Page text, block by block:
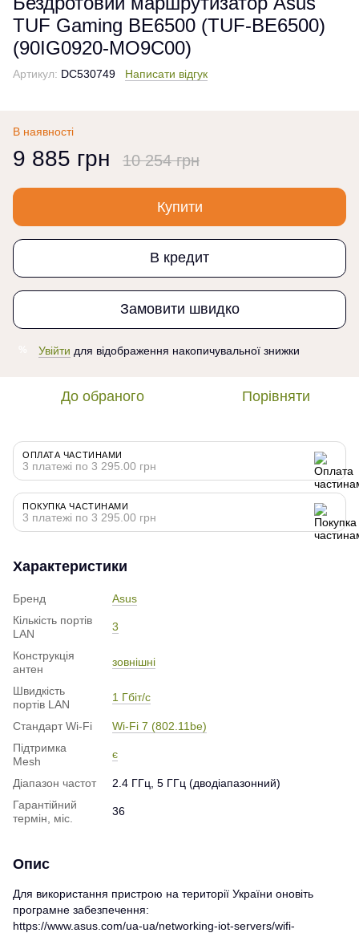
TUF Gaming BE6500 (TUF-BE6500)
(90IG0920-MO9C00)
Артикул: DC530749 Написати відгук
В наявності
9 885 грн 10 254 грн
Купити
В кредит
Замовити швидко
Увійти для відображення накопичувальної знижки
До обраного Порівняти
ОПЛАТА ЧАСТИНАМИ
3 платежі по 3 295.00 грн
ПОКУПКА ЧАСТИНАМИ
3 платежі по 3 295.00 грн
Характеристики
Бренд
Asus
Кількість портів
LAN
3
Конструкція
антен
зовнішні
Швидкість
портів LAN
1 Гбіт/с
Стандарт Wi-Fi
Wi-Fi 7 (802.11be)
Підтримка
Mesh
є
Діапазон частот
2.4 ГГц, 5 ГГц (дводіапазонний)
Гарантійний
термін, міс.
36
Опис
Для використання пристрою на території України оновіть
програмне забезпечення:
https://www.asus.com/ua-ua/networking-iot-servers/wifi-